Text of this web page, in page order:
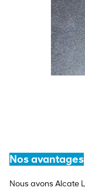
Nos avantages
Nous avons Alcate